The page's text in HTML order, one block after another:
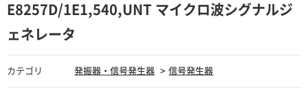
E8257D/1E1,540,UNT マイクロ波シグナルジ
ェネレータ
カテゴリ 発振器・信号発生器 信号発生器